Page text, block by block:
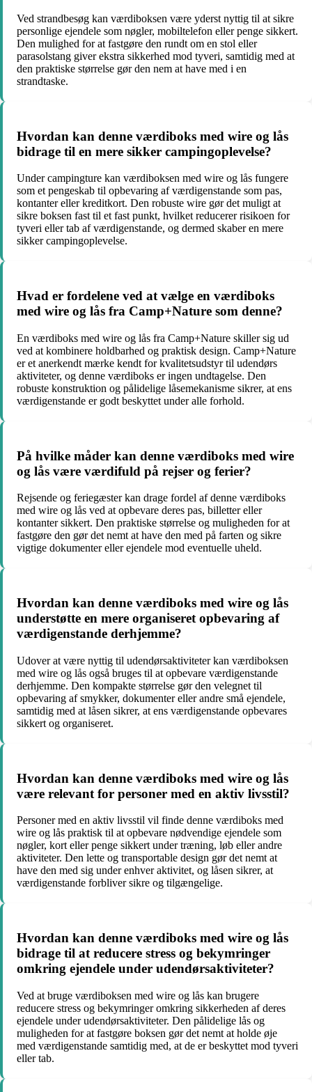
Ved strandbesøg kan værdiboksen være yderst nyttig til at sikre
personlige ejendele som nøgler, mobiltelefon eller penge sikkert.
Den mulighed for at fastgøre den rundt om en stol eller
parasolstang giver ekstra sikkerhed mod tyveri, samtidig med at
den praktiske størrelse gør den nem at have med i en
strandtaske.
Hvordan kan denne værdiboks med wire og lås
bidrage til en mere sikker campingoplevelse?
Under campingture kan værdiboksen med wire og lås fungere
som et pengeskab til opbevaring af værdigenstande som pas,
kontanter eller kreditkort. Den robuste wire gør det muligt at
sikre boksen fast til et fast punkt, hvilket reducerer risikoen for
tyveri eller tab af værdigenstande, og dermed skaber en mere
sikker campingoplevelse.
Hvad er fordelene ved at vælge en værdiboks
med wire og lås fra Camp+Nature som denne?
En værdiboks med wire og lås fra Camp+Nature skiller sig ud
ved at kombinere holdbarhed og praktisk design. Camp+Nature
er et anerkendt mærke kendt for kvalitetsudstyr til udendørs
aktiviteter, og denne værdiboks er ingen undtagelse. Den
robuste konstruktion og pålidelige låsemekanisme sikrer, at ens
værdigenstande er godt beskyttet under alle forhold.
På hvilke måder kan denne værdiboks med wire
og lås være værdifuld på rejser og ferier?
Rejsende og feriegæster kan drage fordel af denne værdiboks
med wire og lås ved at opbevare deres pas, billetter eller
kontanter sikkert. Den praktiske størrelse og muligheden for at
fastgøre den gør det nemt at have den med på farten og sikre
vigtige dokumenter eller ejendele mod eventuelle uheld.
Hvordan kan denne værdiboks med wire og lås
understøtte en mere organiseret opbevaring af
værdigenstande derhjemme?
Udover at være nyttig til udendørsaktiviteter kan værdiboksen
med wire og lås også bruges til at opbevare værdigenstande
derhjemme. Den kompakte størrelse gør den velegnet til
opbevaring af smykker, dokumenter eller andre små ejendele,
samtidig med at låsen sikrer, at ens værdigenstande opbevares
sikkert og organiseret.
Hvordan kan denne værdiboks med wire og lås
være relevant for personer med en aktiv livsstil?
Personer med en aktiv livsstil vil finde denne værdiboks med
wire og lås praktisk til at opbevare nødvendige ejendele som
nøgler, kort eller penge sikkert under træning, løb eller andre
aktiviteter. Den lette og transportable design gør det nemt at
have den med sig under enhver aktivitet, og låsen sikrer, at
værdigenstande forbliver sikre og tilgængelige.
Hvordan kan denne værdiboks med wire og lås
bidrage til at reducere stress og bekymringer
omkring ejendele under udendørsaktiviteter?
Ved at bruge værdiboksen med wire og lås kan brugere
reducere stress og bekymringer omkring sikkerheden af deres
ejendele under udendørsaktiviteter. Den pålidelige lås og
muligheden for at fastgøre boksen gør det nemt at holde øje
med værdigenstande samtidig med, at de er beskyttet mod tyveri
eller tab.